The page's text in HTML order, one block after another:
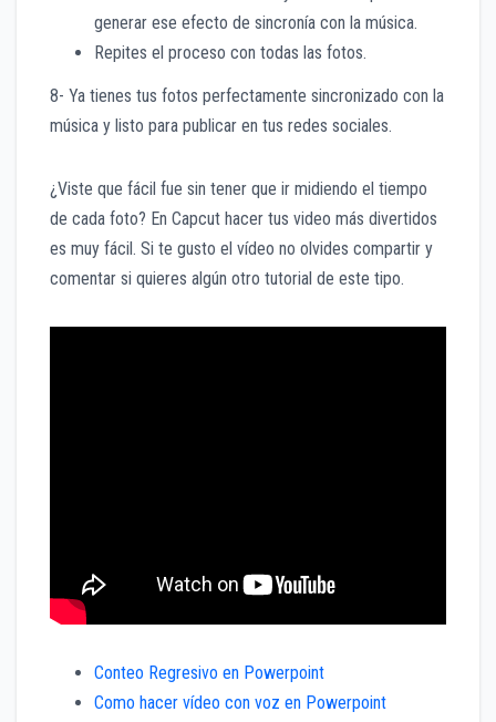
generar ese efecto de sincronía con la música.
Repites el proceso con todas las fotos.
8- Ya tienes tus fotos perfectamente sincronizado con la
música y listo para publicar en tus redes sociales.
¿Viste que fácil fue sin tener que ir midiendo el tiempo
de cada foto? En Capcut hacer tus video más divertidos
es muy fácil. Si te gusto el vídeo no olvides compartir y
comentar si quieres algún otro tutorial de este tipo.
Conteo Regresivo en Powerpoint
Como hacer vídeo con voz en Powerpoint